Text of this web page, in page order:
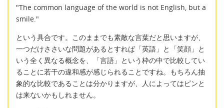
"The common language of the world is not English, but a
smile."
という具合です。このままでも素敵な言葉だと思いますが、
一つだけささいな問題があるとすれば「英語」と「笑顔」と
いう全く異なる概念を、「言語」という枠の中で比較してい
ることに若干の違和感が感じられることですね。もちろん抽
象的な比較であることは分かりますが、人によってはピンと
は来ないかもしれません。